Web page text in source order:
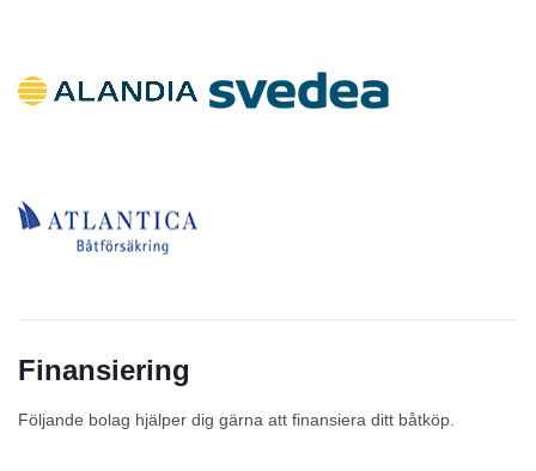
Finansiering
Följande bolag hjälper dig gärna att finansiera ditt båtköp.